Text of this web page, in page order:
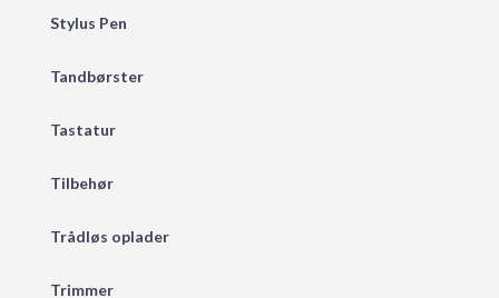
Stylus Pen
Tandbørster
Tastatur
Tilbehør
Trådløs oplader
Trimmer